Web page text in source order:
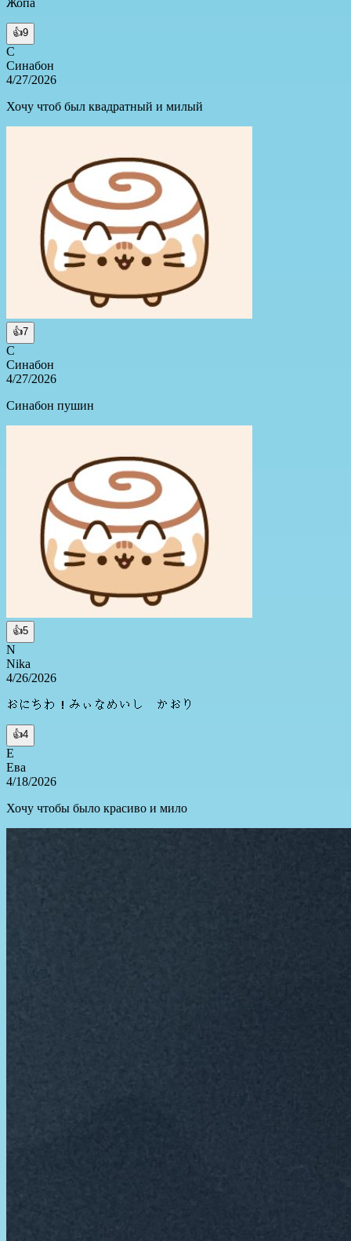
Жопа
👍9
С
Синабон
4/27/2026
Хочу чтоб был квадратный и милый
👍7
С
Синабон
4/27/2026
Синабон пушин
👍5
N
Nika
4/26/2026
おにちわ！みぃなめいし かおり
👍4
Е
Ева
4/18/2026
Хочу чтобы было красиво и мило